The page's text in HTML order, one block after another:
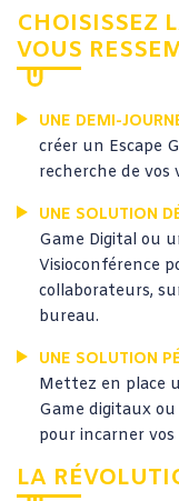
CHOISISSEZ
VOUS
UNE DEMI-
créer un Escape
recherche de vos
UNE SOLUTION
Game Digital ou
Visioconférence
collaborateurs,
bureau.
UNE SOLUTION
Mettez en place
Game digitaux
pour incarner
LA